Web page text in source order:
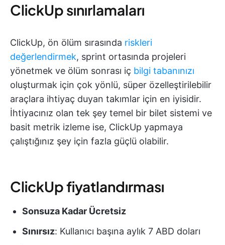
ClickUp sınırlamaları
ClickUp, ön ölüm sırasında riskleri
değerlendirmek, sprint ortasında projeleri
yönetmek ve ölüm sonrası iç bilgi tabanınızı
oluşturmak için çok yönlü, süper özelleştirilebilir
araçlara ihtiyaç duyan takımlar için en iyisidir.
İhtiyacınız olan tek şey temel bir bilet sistemi ve
basit metrik izleme ise, ClickUp yapmaya
çalıştığınız şey için fazla güçlü olabilir.
ClickUp fiyatlandırması
Sonsuza Kadar Ücretsiz
Sınırsız: Kullanıcı başına aylık 7 ABD doları